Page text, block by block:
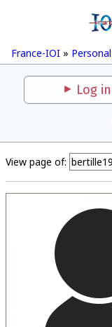
France-IOI »
Log in
View page of: